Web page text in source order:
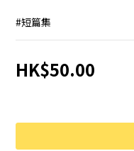
#短篇集
HK$50.00